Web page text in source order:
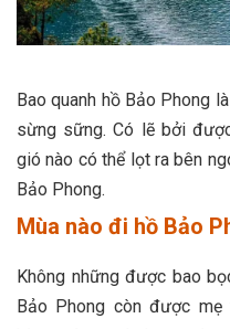
Bao quanh hồ Bảo Phong
sừng sững. Có lẽ bởi
gió nào có thể lọt ra bên
Bảo Phong.
Mùa nào đi hồ Bảo
Không những được bao
Bảo Phong còn được